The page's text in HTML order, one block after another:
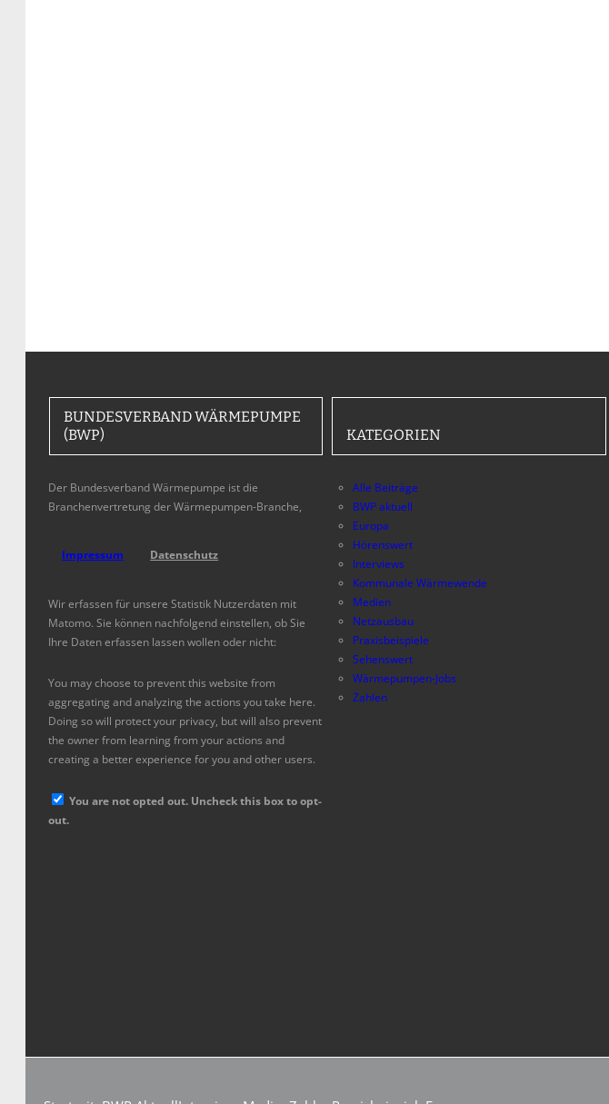
BUNDESVERBAND WÄRMEPUMPE
(BWP)
Der Bundesverband Wärmepumpe ist die
Branchenvertretung der Wärmepumpen-Branche,
Impressum Datenschutz
Wir erfassen für unsere Statistik Nutzerdaten mit
Matomo. Sie können nachfolgend einstellen, ob Sie
Ihre Daten erfassen lassen wollen oder nicht:
You may choose to prevent this website from
aggregating and analyzing the actions you take here.
Doing so will protect your privacy, but will also prevent
the owner from learning from your actions and
creating a better experience for you and other users.
You are not opted out. Uncheck this box to opt-
out.
KATEGORIEN
Alle Beiträge
BWP aktuell
Europa
Hörenswert
Interviews
Kommunale Wärmewende
Medien
Netzausbau
Praxisbeispiele
Sehenswert
Wärmepumpen-Jobs
Zahlen